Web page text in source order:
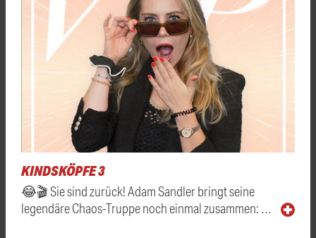
KINDSKÖPFE 3
😂🎬 Sie sind zurück! Adam Sandler bringt seine
legendäre Chaos-Truppe noch einmal zusammen: …